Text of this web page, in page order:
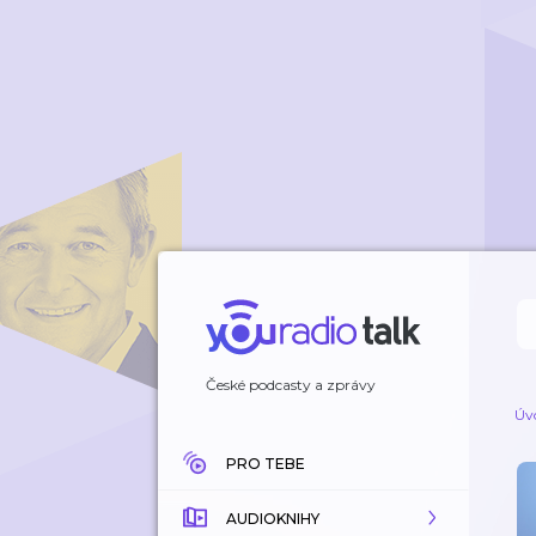
České podcasty a zprávy
PRO TEBE
AUDIOKNIHY